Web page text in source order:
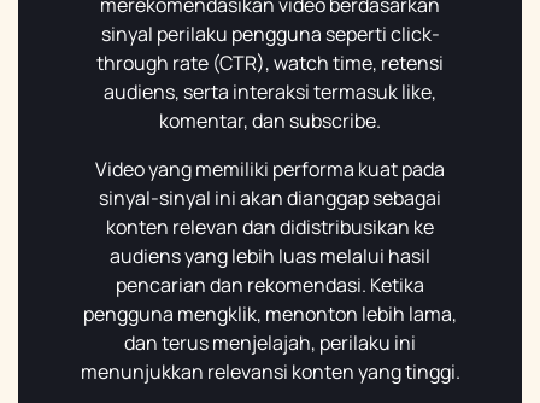
sinyal perilaku pengguna seperti click-
through rate (CTR), watch time, retensi
audiens, serta interaksi termasuk like,
komentar, dan subscribe.
Video yang memiliki performa kuat pada
sinyal-sinyal ini akan dianggap sebagai
konten relevan dan didistribusikan ke
audiens yang lebih luas melalui hasil
pencarian dan rekomendasi. Ketika
pengguna mengklik, menonton lebih lama,
dan terus menjelajah, perilaku ini
menunjukkan relevansi konten yang tinggi.